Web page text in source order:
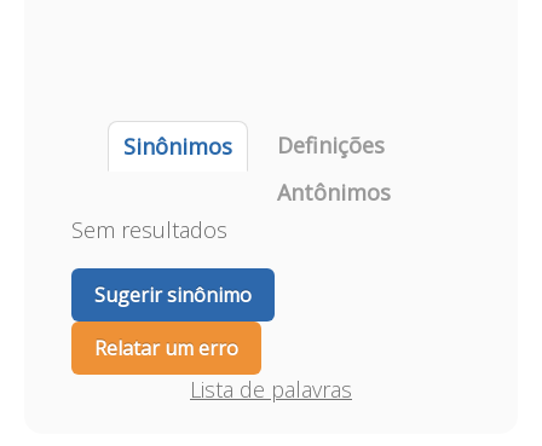
Sinônimos
Definições
Antônimos
Sem resultados
Sugerir sinônimo
Relatar um erro
Lista de palavras